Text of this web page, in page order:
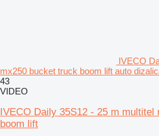
IVECO
mx250 bucket truck boom lift auto
43
VIDEO
IVECO Daily 35S12 - 25 m
boom lift